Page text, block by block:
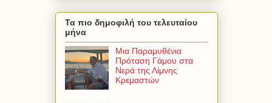
Τα πιο δημοφιλή του τελευταίου
μήνα
Μια Παραμυθένια
Πρόταση Γάμου στα
Νερά της Λίμνης
Κρεμαστών